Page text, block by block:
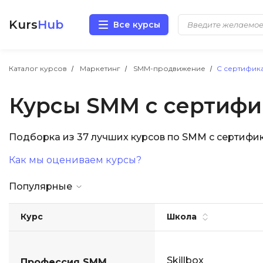
KursHub Все курсы
Каталог курсов Маркетинг SMM-продвижение С
Курсы SMM с
Подборка из 37 лучших курсов по SMM с
Как мы оцениваем курсы?
Популярные
Курс Школа
Skillbox
Разработка
Маркетинг
Аналитика
Иностранные языки